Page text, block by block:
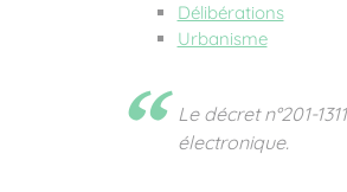
Délibérations
Urbanisme
Le décret n°201-
électronique.